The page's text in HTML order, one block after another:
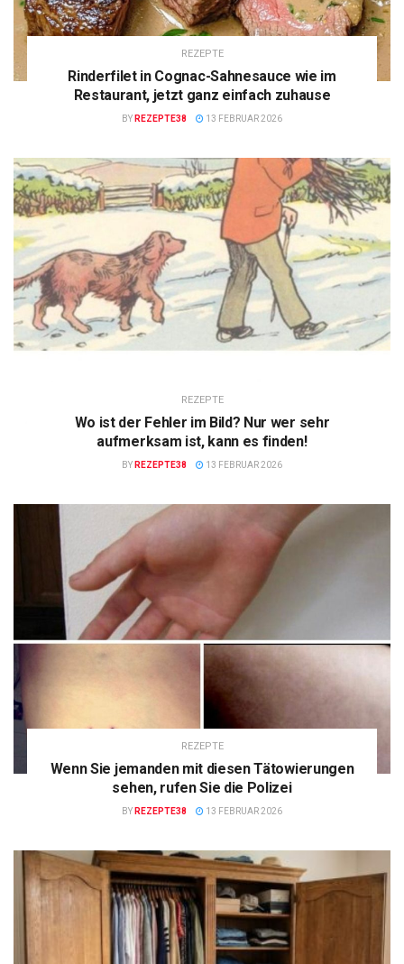
REZEPTE
Rinderfilet in Cognac-Sahnesauce wie im
Restaurant, jetzt ganz einfach zuhause
BY REZEPTE38 13 FEBRUAR 2026
REZEPTE
Wo ist der Fehler im Bild? Nur wer sehr
aufmerksam ist, kann es finden!
BY REZEPTE38 13 FEBRUAR 2026
REZEPTE
Wenn Sie jemanden mit diesen Tätowierungen
sehen, rufen Sie die Polizei
BY REZEPTE38 13 FEBRUAR 2026